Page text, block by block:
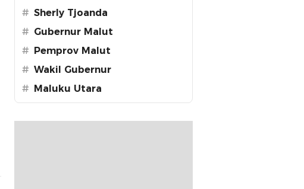
# Sherly Tjoanda
# Gubernur Malut
#
Pemprov Malut
# Wakil Gubernur
#
Maluku Utara